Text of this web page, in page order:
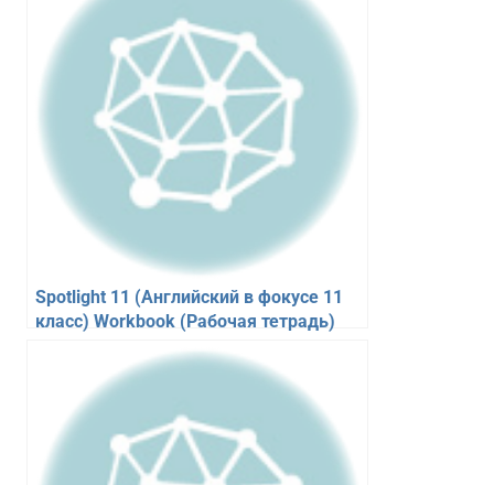
Spotlight 11 (Английский в фокусе 11
класс) Workbook (Рабочая тетрадь)